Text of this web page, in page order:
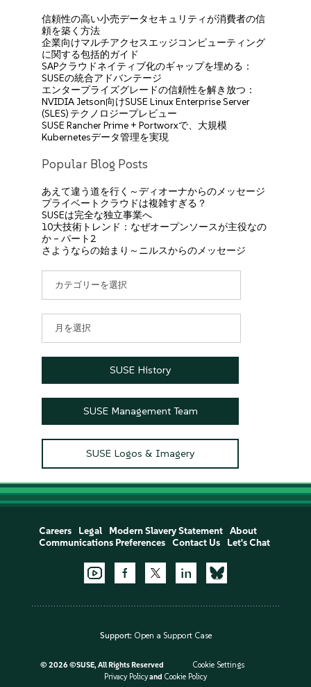
信頼性の高い小売データセキュリティが消費者の信
頼を築く方法
企業向けマルチアクセスエッジコンピューティング
に関する包括的ガイド
SAPクラウドネイティブ化のギャップを埋める：
SUSEの統合アドバンテージ
エンタープライズグレードの信頼性を解き放つ：
NVIDIA Jetson向けSUSE Linux Enterprise Server
(SLES) テクノロジープレビュー
SUSE Rancher Prime + Portworxで、大規模
Kubernetesデータ管理を実現
Popular Blog Posts
あえて違う道を行く～ディオーナからのメッセージ
プライベートクラウドは複雑すぎる？
SUSEは完全な独立事業へ
10大技術トレンド：なぜオープンソースが主役なの
か – パート2
さようならの始まり～ニルスからのメッセージ
ゴ
リ
カ
イ
SUSE History
SUSE Management Team
SUSE Logos & Imagery
Careers Legal Modern Slavery Statement
About
Communications Preferences
Contact Us Let's Chat
Support: Open a Support Case
© 2026 ©SUSE, All Rights Reserved
Cookie Settings
Privacy Policyand Cookie Policy